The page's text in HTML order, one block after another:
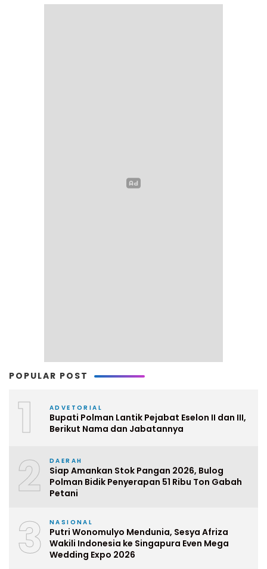
POPULAR POST
1 ADVETORIAL
Bupati Polman Lantik Pejabat Eselon II dan III,
Berikut Nama dan Jabatannya
2 DAERAH
Siap Amankan Stok Pangan 2026, Bulog
Polman Bidik Penyerapan 51 Ribu Ton Gabah
Petani
3 NASIONAL
Putri Wonomulyo Mendunia, Sesya Afriza
Wakili Indonesia ke Singapura Even Mega
Wedding Expo 2026